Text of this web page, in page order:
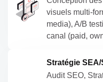
visuels multi-
media), A/B
canal (paid,
Stratégie
Audit SEO,